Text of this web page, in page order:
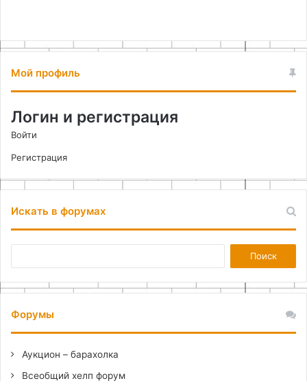
Мой профиль
Логин и регистрация
Войти
Регистрация
Искать в форумах
Форумы
Аукцион – барахолка
Всеобщий хелп форум